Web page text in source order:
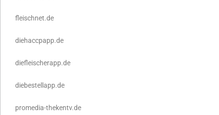
fleischnet.de
diehaccpapp.de
diefleischerapp.de
diebestellapp.de
promedia-thekentv.de